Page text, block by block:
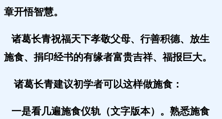
章开悟智慧。
诸葛长青祝福天下孝敬父母、行善积德、放生
施食、捐印经书的有缘者富贵吉祥、福报巨大。
诸葛长青建议初学者可以这样做施食：
一是看几遍施食仪轨（文字版本）。熟悉施食